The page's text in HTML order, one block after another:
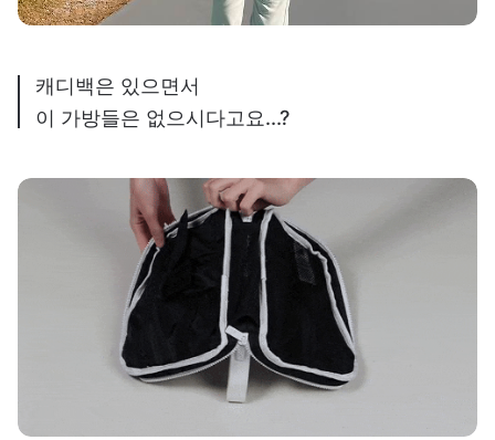
캐디백은 있으면서
이 가방들은 없으시다고요...?